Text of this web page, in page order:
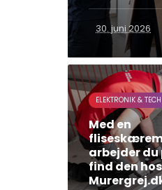
30. juni 2026
ELEKTRONIK & TECH
Med en
arbejder
find den hos